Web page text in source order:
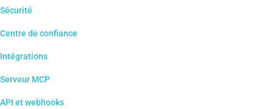
Sécurité
Centre de confiance
Intégrations
Serveur MCP
API et webhooks